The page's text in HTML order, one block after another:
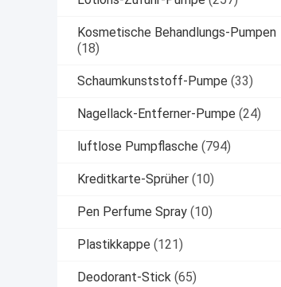
Kosmetische Behandlungs-Pumpen
(18)
Schaumkunststoff-Pumpe (33)
Nagellack-Entferner-Pumpe (24)
luftlose Pumpflasche (794)
Kreditkarte-Sprüher (10)
Pen Perfume Spray (10)
Plastikkappe (121)
Deodorant-Stick (65)